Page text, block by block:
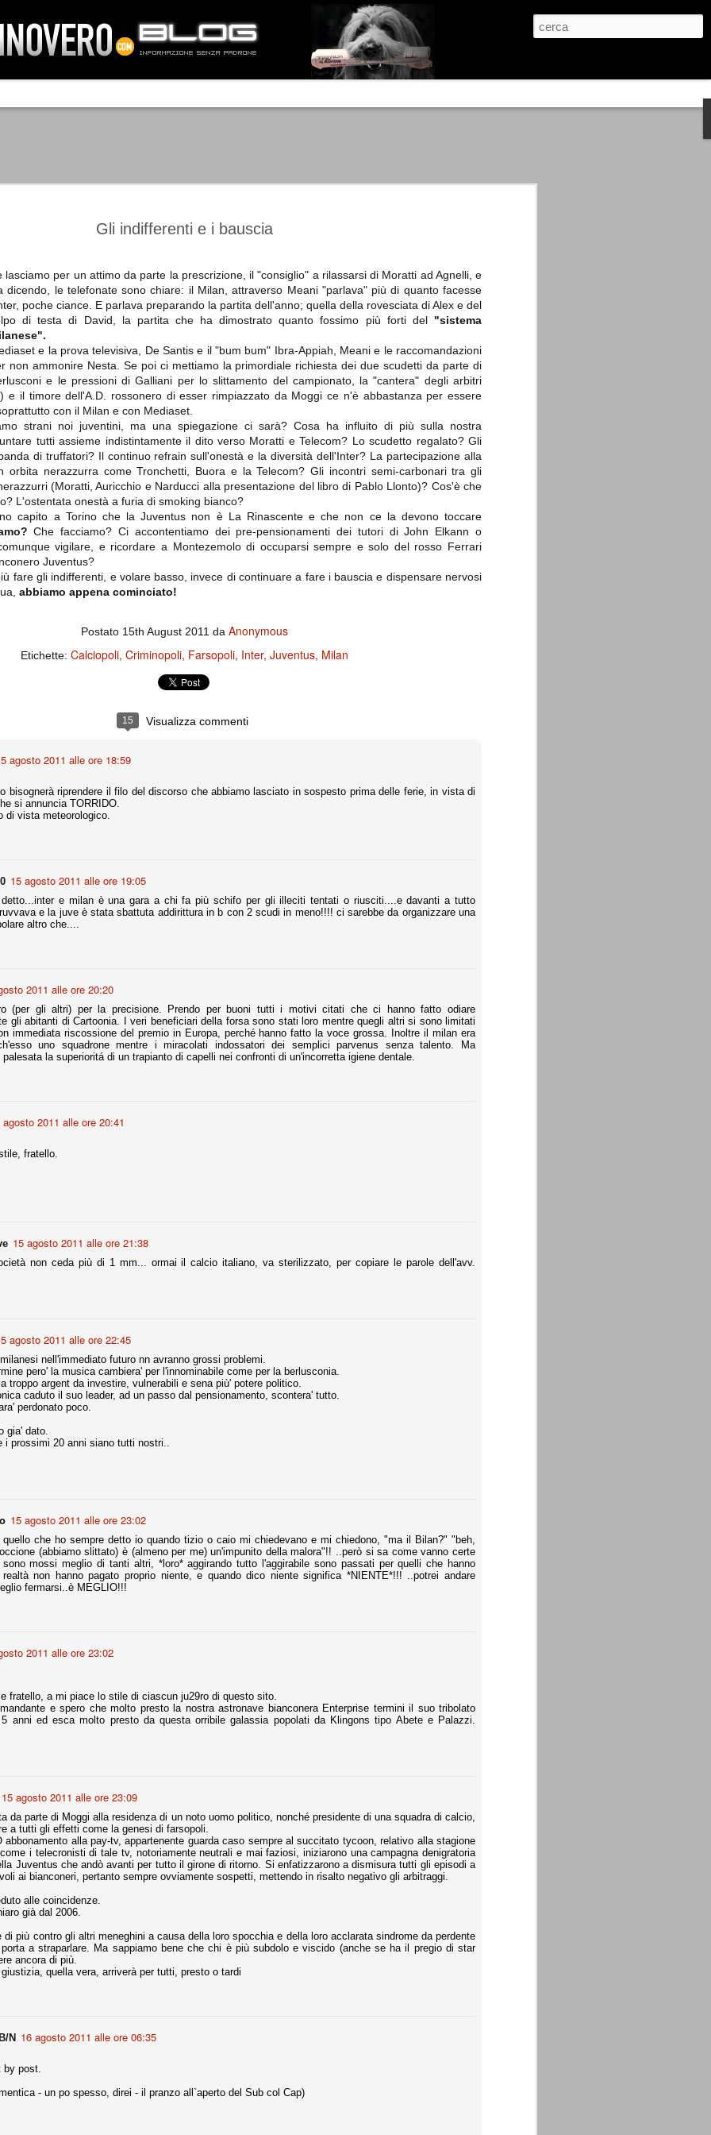
Gli indifferenti e i bauscia
lasciamo per un attimo da parte la prescrizione, il "consiglio" a rilassarsi di Moratti ad Agnelli, e
dicendo, le telefonate sono chiare: il Milan, attraverso Meani "parlava" più di quanto facesse
poche ciance. E parlava preparando la partita dell'anno; quella della rovesciata di Alex e del
di testa di David, la partita che ha dimostrato quanto fossimo più forti del "sistema
e la prova televisiva, De Santis e il "bum bum" Ibra-Appiah, Meani e le raccomandazioni
non ammonire Nesta. Se poi ci mettiamo la primordiale richiesta dei due scudetti da parte di
e le pressioni di Galliani per lo slittamento del campionato, la "cantera" degli arbitri
e il timore dell'A.D. rossonero di esser rimpiazzato da Moggi ce n'è abbastanza per essere
con il Milan e con Mediaset.
strani noi juventini, ma una spiegazione ci sarà? Cosa ha influito di più sulla nostra
tutti assieme indistintamente il dito verso Moratti e Telecom? Lo scudetto regalato? Gli
di truffatori? Il continuo refrain sull'onestà e la diversità dell'Inter? La partecipazione alla
orbita nerazzurra come Tronchetti, Buora e la Telecom? Gli incontri semi-carbonari tra gli
(Moratti, Auricchio e Narducci alla presentazione del libro di Pablo Llonto)? Cos'è che
L'ostentata onestà a furia di smoking bianco?
capito a Torino che la Juventus non è La Rinascente e che non ce la devono toccare
Che facciamo? Ci accontentiamo dei pre-pensionamenti dei tutori di John Elkann o
vigilare, e ricordare a Montezemolo di occuparsi sempre e solo del rosso Ferrari
Juventus?
fare gli indifferenti, e volare basso, invece di continuare a fare i bauscia e dispensare nervosi
abbiamo appena cominciato!
Postato 15th August 2011 da Anonymous
Etichette: Calciopoli Criminopoli Farsopoli Inter Juventus Milan
15 Visualizza commenti
agosto 2011 alle ore 18:59
bisognerà riprendere il filo del discorso che abbiamo lasciato in sospesto prima delle ferie, in vista di
si annuncia TORRIDO.
di vista meteorologico.
15 agosto 2011 alle ore 19:05
e milan è una gara a chi fa più schifo per gli illeciti tentati o riusciti....e davanti a tutto
e la juve è stata sbattuta addirittura in b con 2 scudi in meno!!!! ci sarebbe da organizzare una
altro che....
2011 alle ore 20:20
(per gli altri) per la precisione. Prendo per buoni tutti i motivi citati che ci hanno fatto odiare
gli abitanti di Cartoonia. I veri beneficiari della forsa sono stati loro mentre quegli altri si sono limitati
immediata riscossione del premio in Europa, perché hanno fatto la voce grossa. Inoltre il milan era
uno squadrone mentre i miracolati indossatori dei semplici parvenus senza talento. Ma
la superioritá di un trapianto di capelli nei confronti di un'incorretta igiene dentale.
agosto 2011 alle ore 20:41
fratello.
15 agosto 2011 alle ore 21:38
non ceda più di 1 mm... ormai il calcio italiano, va sterilizzato, per copiare le parole dell'avv.
agosto 2011 alle ore 22:45
nell'immediato futuro nn avranno grossi problemi.
pero' la musica cambiera' per l'innominabile come per la berlusconia.
troppo argent da investire, vulnerabili e sena più' potere politico.
caduto il suo leader, ad un passo dal pensionamento, scontera' tutto.
perdonato poco.
gia' dato.
i prossimi 20 anni siano tutti nostri..
15 agosto 2011 alle ore 23:02
che ho sempre detto io quando tizio o caio mi chiedevano e mi chiedono, "ma il Bilan?" "beh,
(abbiamo slittato) è (almeno per me) un'impunito della malora"!! ..però si sa come vanno certe
mossi meglio di tanti altri, *loro* aggirando tutto l'aggirabile sono passati per quelli che hanno
non hanno pagato proprio niente, e quando dico niente significa *NIENTE*!!! ..potrei andare
fermarsi..è MEGLIO!!!
2011 alle ore 23:02
fratello, a mi piace lo stile di ciascun ju29ro di questo sito.
e spero che molto presto la nostra astronave bianconera Enterprise termini il suo tribolato
anni ed esca molto presto da questa orribile galassia popolati da Klingons tipo Abete e Palazzi.
15 agosto 2011 alle ore 23:09
da parte di Moggi alla residenza di un noto uomo politico, nonché presidente di una squadra di calcio,
a tutti gli effetti come la genesi di farsopoli.
abbonamento alla pay-tv, appartenente guarda caso sempre al succitato tycoon, relativo alla stagione
i telecronisti di tale tv, notoriamente neutrali e mai faziosi, iniziarono una campagna denigratoria
Juventus che andò avanti per tutto il girone di ritorno. Si enfatizzarono a dismisura tutti gli episodi a
ai bianconeri, pertanto sempre ovviamente sospetti, mettendo in risalto negativo gli arbitraggi.
alle coincidenze.
già dal 2006.
più contro gli altri meneghini a causa della loro spocchia e della loro acclarata sindrome da perdente
a straparlare. Ma sappiamo bene che chi è più subdolo e viscido (anche se ha il pregio di star
ancora di più.
giustizia, quella vera, arriverà per tutti, presto o tardi
N 16 agosto 2011 alle ore 06:35
by post.
- un po spesso, direi - il pranzo all`aperto del Sub col Cap)
dell’estate 2006, sembrava
il corso degli eventi che si
condannando irreversibilmente.
SEP
15
Manchester City -
Juventus 1-2
La Juventus trionfa a
Manchester conquistandosi tre
importantissimi punti per la
qualificazione e mettendosi alle
spalle le brutte prestazioni del
campionato. Dopo un primo tempo
di sofferenza gli uomini di Allegri
hanno saputo reagire al gol
fortunoso (e non molto regolare)
segnato dagli inglesi e a portare a
casa il bottino intero.
SEP
12
Juventus - Chievo 1-1
La Juventus esce con un
misero punto dallo Juventus
che sembra non avere fine.
Nonostante il gol fortunoso del
Chievo, la sensazione netta è che
la matassa sia molto, molto lunga
e difficile da sbrogliare.
SEP
11
La sentenza di
Cassazione su Moggi
Cassazione:
"In Italia la Corte Suprema di
Cassazione è al vertice della
principali funzioni che le sono
attribuite dalla legge fondamentale
già pubblicato un pezzo dedicato pochi giorni fa. Ricordiamo che
giocatori arrivati.
solo a 10 minuti dalla fine, dopo essere rimasta in 10 uomini.
regalato un'urna non facile alle italiane, specialmente alla Juventus,
forse più avvincente:
Donetsk (Ucr), Malmoe (Sve)
Utd (Ing), Cska Mosca (Rus), Wolfsburg (Ger).
di sfortuna. Partita sbagliata come impostazione, a cominciare
la gestione della stessa. Può succedere. Oggi anche Allegri ha
abbia capito. Quindi, niente drammi e vediamo di imparare in
falso, o c'è qualcosa di più?
della sentenza di primo grado del processo sportivo
polemica sviluppatasi in questi giorni, soprattutto fra tifosi
Nei giorni scorsi abbiamo ricevuto alcuni messaggi di amici
di terze parti (senza riscontri oggettivi), ora si punta il dito
il Teramo.
ha conseguito il suo ottavo successo nelle 19 competizioni
e tre secondi posti in 19 competizioni: risultati impressionanti, da
negli ultimi 13 mesi, sono stati ottenuti (in 5 competizioni) 3
italiana, diventando così la squadra più titolata in Italia in
il Milan (a meno di classifiche e tabelle "galliane"), fermo a quota 6.
i bianconeri a trovare una certa unità dopo le prime deludenti
non è una barzelletta. O forse sì, fate voi, ma non fa ridere. Ci
europee, e tutti e due sono appena arrivati a giocare in Italia. Il
finora sono le motivazioni del giudizio di Cassazione relativo a
scelto di farsi giudicare con il rito abbreviato.
e quindi non le commenteremo, le considerazioni (di parte)
dalla maggior parte dei media (chissà perché...), come fossero
quello che è: un allenamento in vista della stagione, una ghiotta
preziosi minuti nelle gambe. E chi sabato era allo stadio a San
A
delle liste.
di ammortamento + ingaggio lordo annuo. La somma della potenza
il 70 % del fatturato al netto delle plusvalenze (vedi regole del
si valuta alla fine, a inizio settembre. Fermo restando che poi
sono già arrivati Rugani, Dybala, Khedira, Mandzukic, Neto, Zaza.
Ogbonna, forse Vidal. Il mercato i nostri dirigenti hanno dimostrato
fare meglio di noi tifosi.